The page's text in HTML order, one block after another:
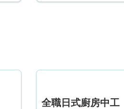
全職日式廚房中工